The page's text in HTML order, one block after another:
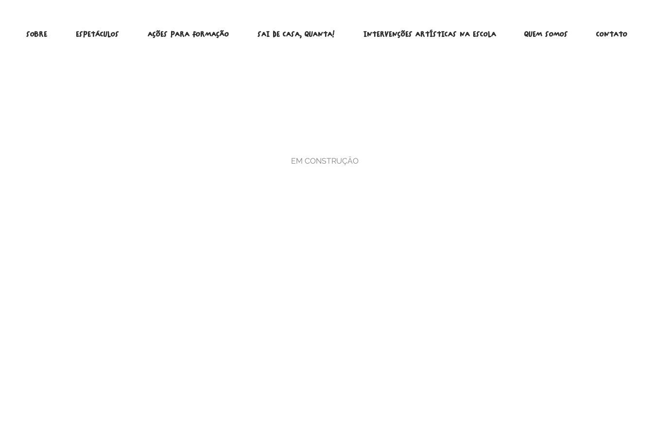
SOBRE ESPETÁCULOS AÇÕES PARA FORMAÇÃO SAI DE CASA, QUANTA! INTERVENÇÕES ARTÍSTICAS NA ESCOLA QUEM SOMOS CONTATO
EM CONSTRUÇĀO